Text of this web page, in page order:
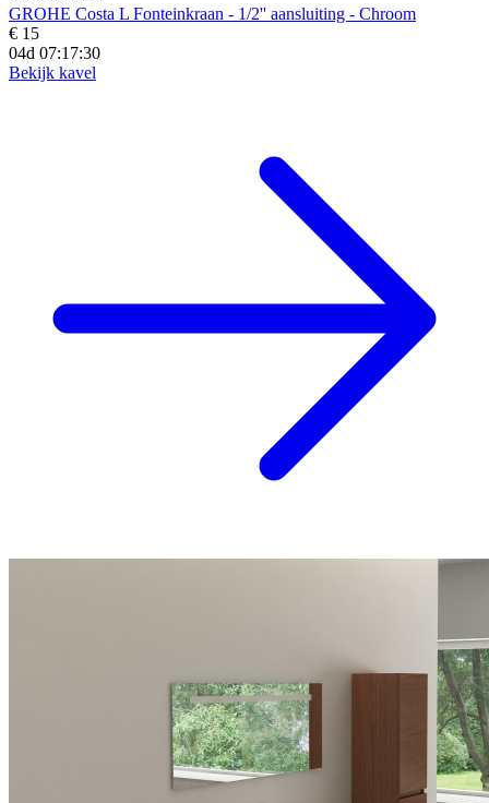
GROHE Costa L Fonteinkraan - 1/2'' aansluiting - Chroom
€ 15
04d 07:17:28
Bekijk kavel